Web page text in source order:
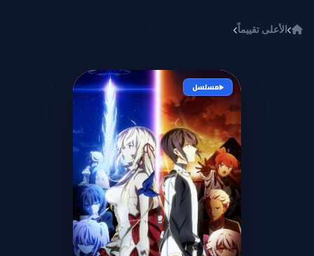
الأعلى تقييماً
مسلسل